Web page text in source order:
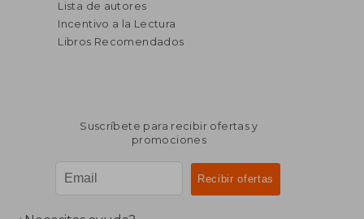
dcto. $ 30.03
Lista de autores
Incentivo a la Lectura
Libros Recomendados
Suscríbete para recibir ofertas y
promociones